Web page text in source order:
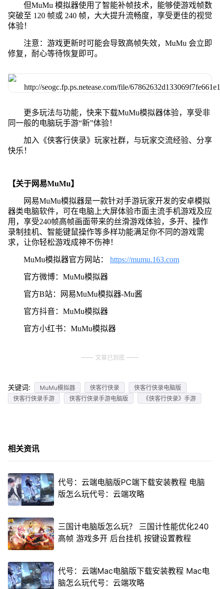
但MuMu 模拟器使用了智能补帧技术，能够使游戏帧数
突破至 120 帧或 240 帧，大大提升流畅度，享受更佳的视觉
体验！
注意：游戏更新时可能会导致高帧失效，MuMu 会立即
修复，耐心等待恢复即可。
更多玩法与功能，快来下载MuMu模拟器体验，享受非
同一般的电脑玩手游“新”体验！
加入《侠客行侠录》玩家社群，与玩家交流经验、分享
快乐！
【关于网易MuMu】
网易MuMu模拟器是一款针对手游玩家开发的安卓模拟
器类电脑软件，可在电脑上大屏体验市面主流手机游戏及应
用，享受240帧高帧画面带来的丝滑游戏体验，多开、操作
录制挂机、智能键鼠操作等多样功能满足你不同的游戏需
求，让你轻松游戏成神不伤神！
MuMu模拟器官方网站： https://mumu.163.com
官方微博：MuMu模拟器
官方B站：网易MuMu模拟器-Mu酱
官方抖音：MuMu模拟器
官方小红书：MuMu模拟器
文章已到底
关键词: MuMu模拟器 侠客行侠录
侠客行侠录电脑版
侠客行侠录手游
侠客行侠录手游电脑版 《侠客行侠录》手游
相关资讯
代号：云端电脑版PC端下载安装教程 电脑
版怎么玩代号：云端攻略
三国计电脑版怎么玩？ 三国计性能优化240
高帧 游戏多开 后台挂机 按键设置教程
代号：云端Mac电脑版下载安装教程 Mac电
脑怎么玩代号：云端攻略